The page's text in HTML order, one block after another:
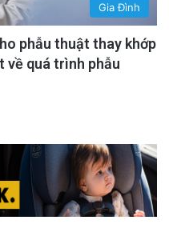
Gia Đình
phẫu thuật thay khớp
về quá trình phẫu